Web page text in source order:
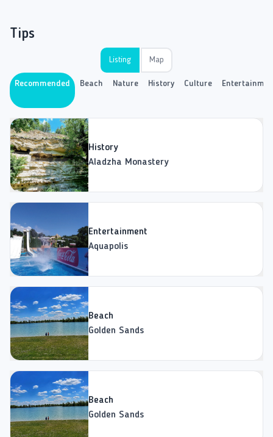
Tips
Listing Map
Recommended Beach Nature History Culture
History
Aladzha Monastery
Entertainment
Aquapolis
Beach
Golden Sands
Beach
Golden Sands